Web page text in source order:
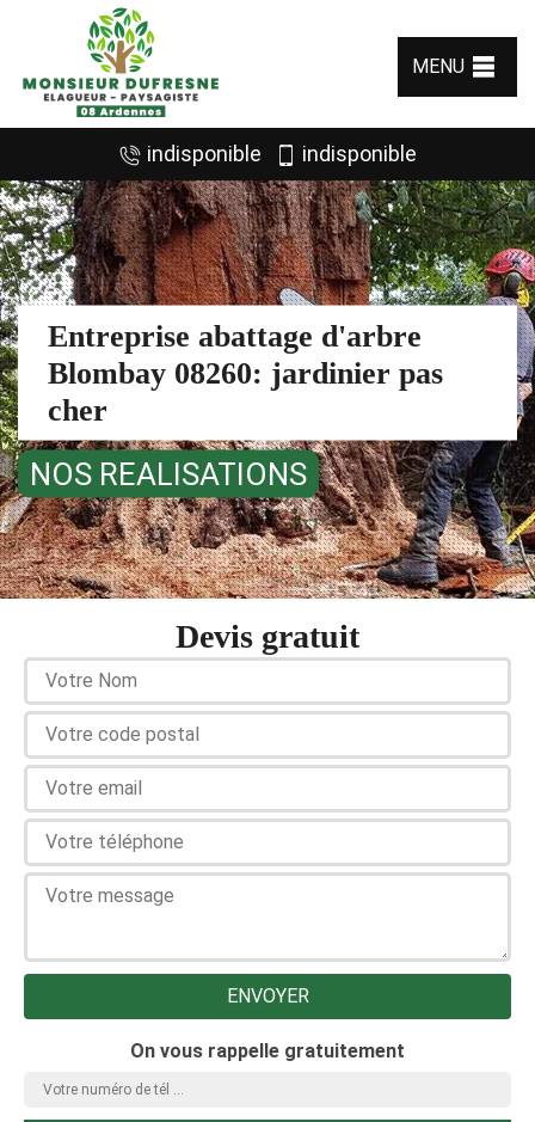
MENU
indisponible indisponible
Entreprise abattage d'arbre
Blombay 08260: jardinier pas
cher
NOS REALISATIONS
Devis gratuit
On vous rappelle gratuitement